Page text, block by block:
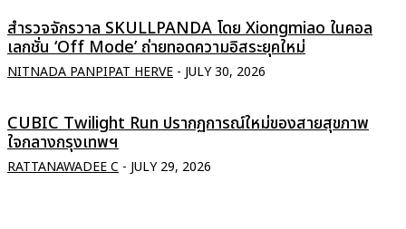
สำรวจจักรวาล SKULLPANDA โดย Xiongmiao ในคอล
เลกชั่น ‘Off Mode’ ถ่ายทอดความอิสระยุคใหม่
NITNADA PANPIPAT HERVE - JULY 30, 2026
CUBIC Twilight Run ปรากฏการณ์ใหม่ของสายสุขภาพ
ใจกลางกรุงเทพฯ
RATTANAWADEE C - JULY 29, 2026